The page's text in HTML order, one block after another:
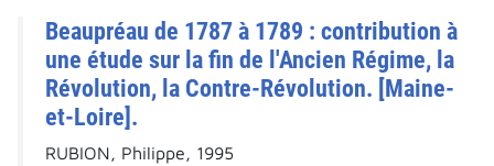
Beaupréau de 1787 à 1789 : contribution à
une étude sur la fin de l'Ancien Régime, la
Révolution, la Contre-Révolution. [Maine-
et-Loire].
RUBION, Philippe, 1995